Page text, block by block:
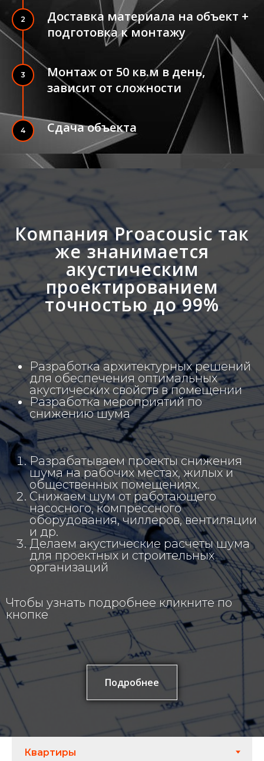
2
Доставка материала на объект +
подготовка к монтажу
3
Монтаж от 50 кв.м в день,
зависит от сложности
4 Сдача объекта
Компания Proacousic так
же знанимается
акустическим
проектированием
точностью до 99%
Разработка архитектурных решений
для обеспечения оптимальных
акустических свойств в помещении
Разработка мероприятий по
снижению шума
Разрабатываем проекты снижения
шума на рабочих местах, жилых и
общественных помещениях.
Снижаем шум от работающего
насосного, компрессного
оборудования, чиллеров, вентиляции
и др.
Делаем акустические расчеты шума
для проектных и строительных
организаций
Чтобы узнать подробнее кликните по
кнопке
Подробнее